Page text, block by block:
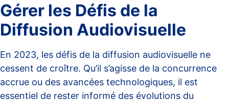
Gérer les Défis de la
Diffusion Audiovisuelle
En 2023, les défis de la diffusion audiovisuelle ne
cessent de croître. Qu’il s’agisse de la concurrence
accrue ou des avancées technologiques, il est
essentiel de rester informé des évolutions du